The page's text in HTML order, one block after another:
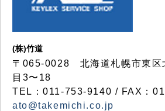
(株)竹道
〒065-0028 北海道札幌市東区
目3〜18
TEL：011-753-9140 / FAX：
ato@takemichi.co.jp